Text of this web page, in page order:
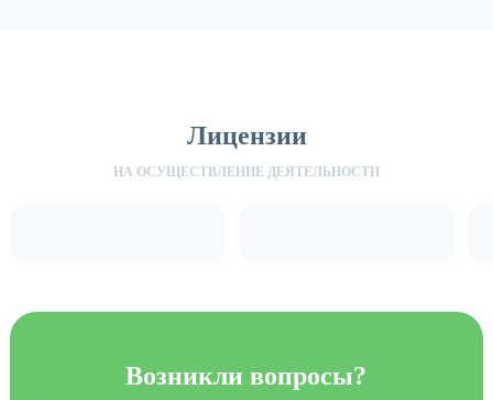
Лицензии
НА ОСУЩЕСТВЛЕНИЕ ДЕЯТЕЛЬНОСТИ
Возникли вопросы?